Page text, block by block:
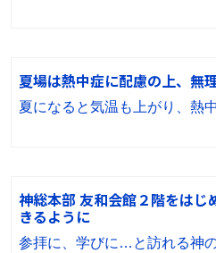
夏場は熱中症に配慮の上、無
夏になると気温も上がり、熱
神総本部 友和会館２階をはじ
きるように
参拝に、学びに…と訪れる神